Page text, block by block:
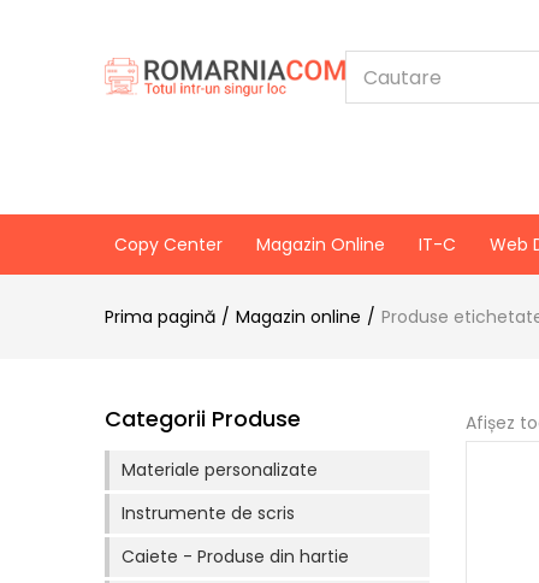
Copy Center Magazin Online IT-C Web
Prima pagină Magazin online Produse
Afișez
Categorii Produse
Materiale personalizate
Instrumente de scris
Caiete - Produse din hartie